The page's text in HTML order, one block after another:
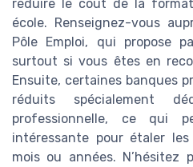
réduire le coût de la
école. Renseignez-vous
Pôle Emploi, qui propose
surtout si vous êtes en
Ensuite, certaines banques
réduits spécialement
professionnelle, ce qui
intéressante pour étaler
mois ou années. N’hésitez